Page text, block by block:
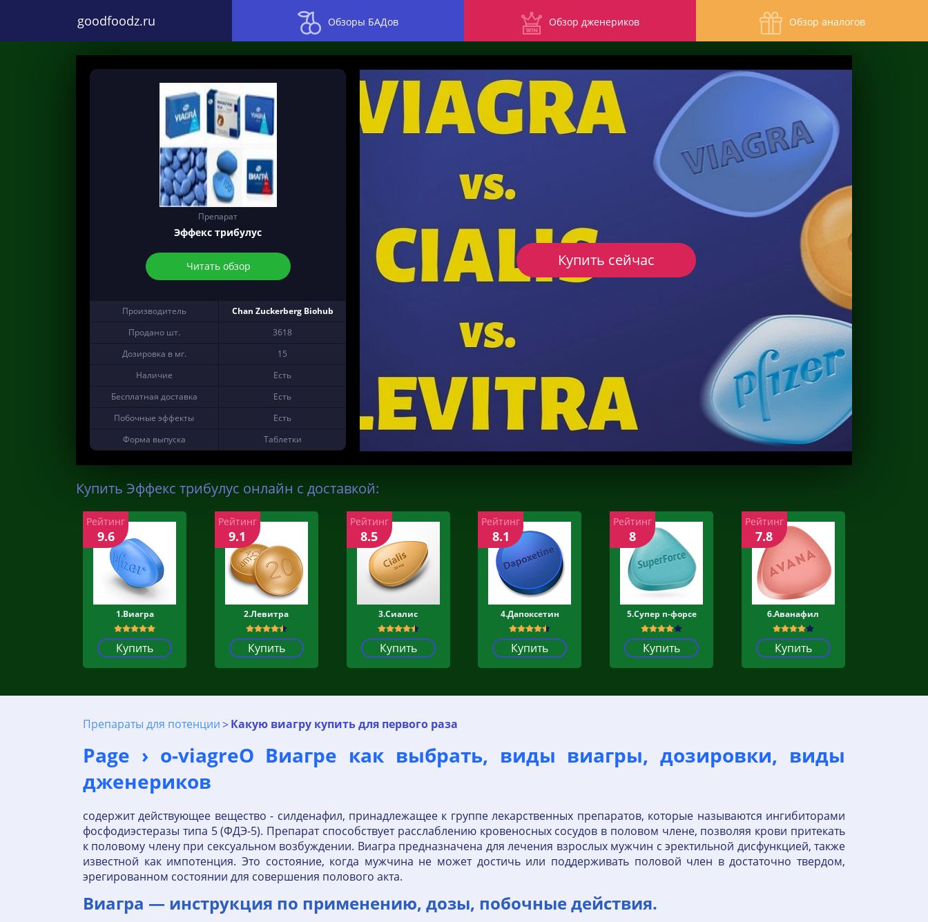
goodfoodz.ru Обзоры БАДов Обзор дженериков Обзор аналогов
Препарат
Эффекс трибулус
Читать обзор
Производитель
Chan Zuckerberg Biohub
Продано шт.
3618
Дозировка в мг.
15
Наличие
Есть
Бесплатная доставка
Есть
Побочные эффекты
Есть
Форма выпуска
Таблетки
Купить сейчас
Купить Эффекс трибулус онлайн с доставкой:
1.Виагра
Купить
Рейтинг
9.6
2.Левитра
Купить
Рейтинг
9.1
3.Сиалис
Купить
Рейтинг
8.5
4.Дапоксетин
Купить
Рейтинг
8.1
5.Супер п-форсе
Купить
Рейтинг
8
6.Аванафил
Купить
Рейтинг
7.8
Препараты для потенции Какую виагру купить для первого раза
Page › o-viagreО Виагре как выбрать, виды виагры, дозировки, виды
дженериков
содержит действующее вещество - силденафил, принадлежащее к группе лекарственных препаратов, которые называются ингибиторами
фосфодиэстеразы типа 5 (ФДЭ-5). Препарат способствует расслаблению кровеносных сосудов в половом члене, позволяя крови притекать
к половому члену при сексуальном возбуждении. Виагра предназначена для лечения взрослых мужчин с эректильной дисфункцией, также
известной как импотенция. Это состояние, когда мужчина не может достичь или поддерживать половой член в достаточно твердом,
эрегированном состоянии для совершения полового акта.
Виагра — инструкция по применению, дозы, побочные действия.